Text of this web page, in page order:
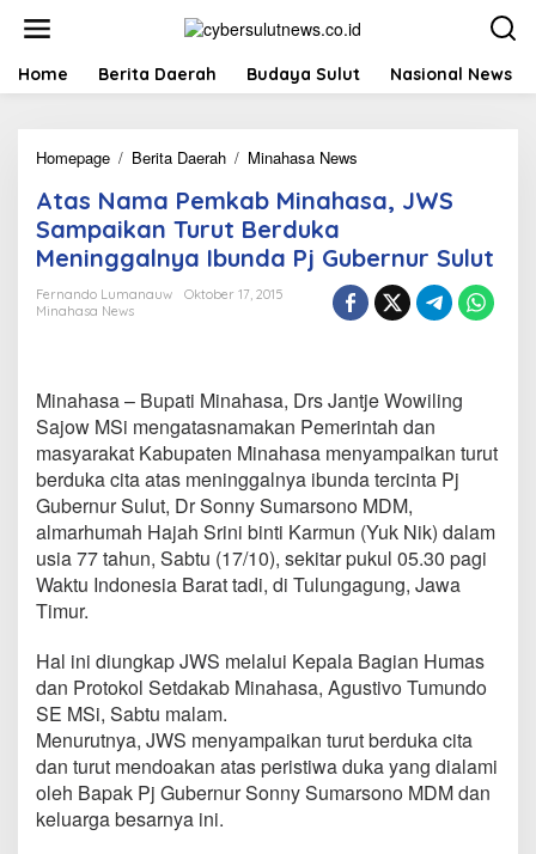
t
Home Berita Daerah Budaya Sulut Nasional News
Homepage / Berita Daerah / Minahasa News
a
a
m
a
k
a
b
M
i
n
a
h
a
s
J
W
S
a
m
p
a
Atas Nama Pemkab Minahasa, JWS
Sampaikan Turut Berduka
Meninggalnya Ibunda Pj Gubernur Sulut
Fernando Lumanauw
Oktober 17, 2015
Minahasa News
Minahasa – Bupati Minahasa, Drs Jantje Wowiling
Sajow MSi mengatasnamakan Pemerintah dan
masyarakat Kabupaten Minahasa menyampaikan turut
berduka cita atas meninggalnya ibunda tercinta Pj
Gubernur Sulut, Dr Sonny Sumarsono MDM,
almarhumah Hajah Srini binti Karmun (Yuk Nik) dalam
usia 77 tahun, Sabtu (17/10), sekitar pukul 05.30 pagi
Waktu Indonesia Barat tadi, di Tulungagung, Jawa
Timur.
Hal ini diungkap JWS melalui Kepala Bagian Humas
dan Protokol Setdakab Minahasa, Agustivo Tumundo
SE MSi, Sabtu malam.
Menurutnya, JWS menyampaikan turut berduka cita
dan turut mendoakan atas peristiwa duka yang dialami
oleh Bapak Pj Gubernur Sonny Sumarsono MDM dan
keluarga besarnya ini.